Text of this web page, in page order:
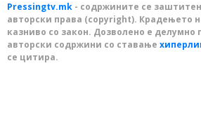
Pressingtv.mk - содржините се
авторски права (copyright). Крадењето
казниво со закон. Дозволено е делумно
авторски содржини со ставање
се цитира.